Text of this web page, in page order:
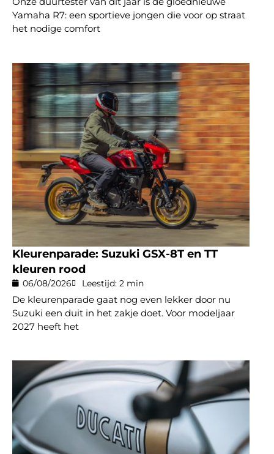
Yamaha R7: een sportieve jongen die voor op straat
het nodige comfort
Kleurenparade: Suzuki GSX-8T en TT
kleuren rood
06/08/2026 Leestijd: 2 min
De kleurenparade gaat nog even lekker door nu
Suzuki een duit in het zakje doet. Voor modeljaar
2027 heeft het